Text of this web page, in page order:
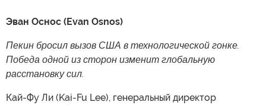
Эван Оснос (Evan Osnos)
Пекин бросил вызов США в технологической гонке.
Победа одной из сторон изменит глобальную
расстановку сил.
Кай-Фу Ли (Kai-Fu Lee), генеральный директор